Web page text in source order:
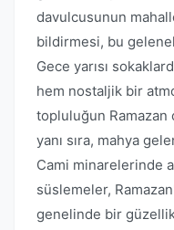
davulcusunun
bildirmesi, bu
Gece yarısı
hem nostaljik bir
topluluğun Ramazan
yanı sıra, mahya
Cami minarelerinde
süslemeler,
genelinde bir